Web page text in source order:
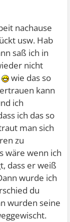
nachause
usw. Hab
saß ich in
nicht
wie das so
kann
ich
ich das so
man sich
zu
wäre wenn ich
dass er weiß
wurde ich
du
wurden seine